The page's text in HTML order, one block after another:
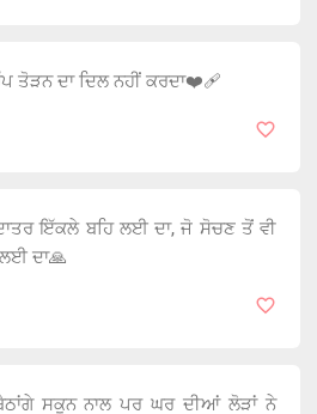
ਤੋੜਨ ਦਾ ਦਿਲ ਨਹੀਂ ਕਰਦਾ❤️‍🩹
ਇੱਕਲੇ ਬਹਿ ਲਈ ਦਾ, ਜੋ ਸੋਚਣ ਤੋਂ ਵੀ
ਦਾ🙏
ਸਕੂਨ ਨਾਲ ਪਰ ਘਰ ਦੀਆਂ ਲੋੜਾਂ ਨੇ